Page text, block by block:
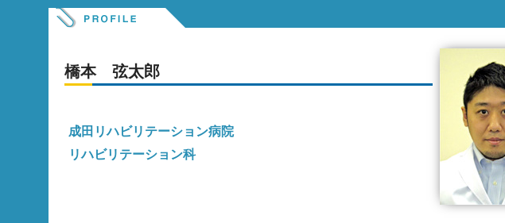
橋本 弦太郎
成田リハビリテーション病院
リハビリテーション科